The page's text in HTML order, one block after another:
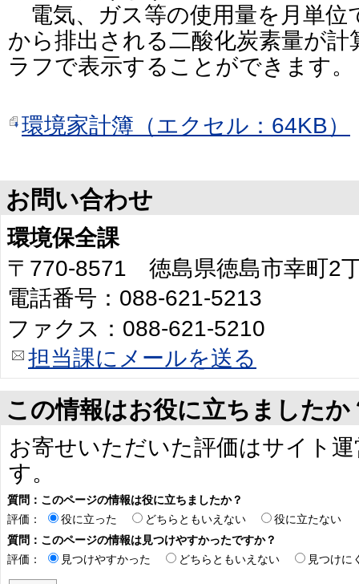
電気、ガス等の使用量を月単位
から排出される二酸化炭素量が
ラフで表示することができます。
環境家計簿（エクセル：64KB）
お問い合わせ
環境保全課
〒770-8571 徳島県徳島市幸町2
電話番号：088-621-5213
ファクス：088-621-5210
担当課にメールを送る
この情報はお役に立ちましたか
お寄せいただいた評価はサイト
す。
質問：このページの情報は役に立ちましたか？
評価：
役に立った どちらともいえない
役に立たない
質問：このページの情報は見つけやすかったですか？
評価：
見つけやすかった どちらともいえない 見つけに